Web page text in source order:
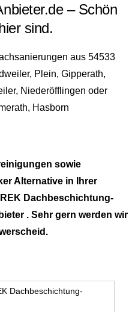
– Schön
sind.
sowie
Alternative in Ihrer
Dachbeschichtung-
. Sehr gern werden wir
Dachbeschichtung-